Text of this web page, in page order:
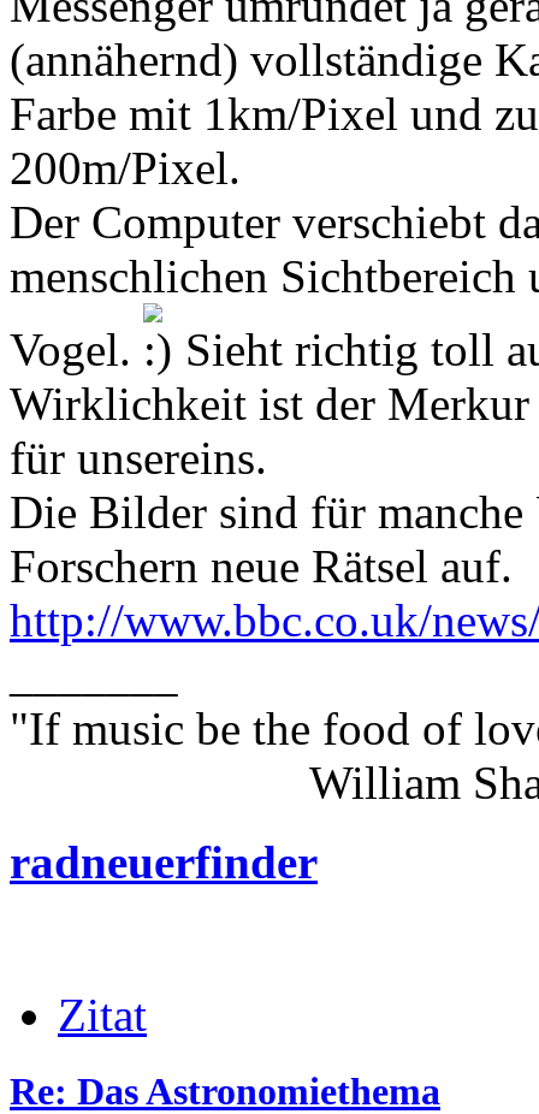
(annähernd) vollständige
Farbe mit 1km/Pixel und
200m/Pixel.
Der Computer verschiebt
menschlichen Sichtbereich
Vogel.
Sieht richtig toll
Wirklichkeit ist der Merkur
für unsereins.
Die Bilder sind für manche
Forschern neue Rätsel auf.
http://www.bbc.co.uk/
"If music be the food of
William
radneuerfinder
Zitat
Re: Das Astronomiethema